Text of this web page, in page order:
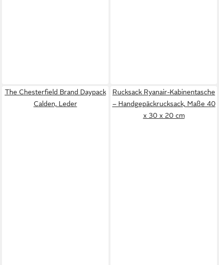
The Chesterfield Brand Daypack
Calden, Leder
Rucksack Ryanair-Kabinentasche
– Handgepäckrucksack, Maße 40
x 30 x 20 cm